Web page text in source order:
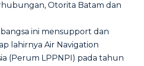
Otorita Batam dan
bangsa ini mensupport dan
lahirnya Air Navigation
(Perum LPPNPI) pada tahun